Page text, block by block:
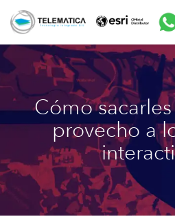
Cómo
provecho a